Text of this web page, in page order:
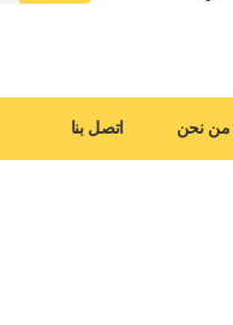
من نحن اتصل بنا